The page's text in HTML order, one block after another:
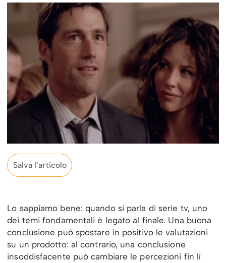
Salva l’articolo
Lo sappiamo bene: quando si parla di serie tv, uno
dei temi fondamentali è legato al finale. Una buona
conclusione può spostare in positivo le valutazioni
su un prodotto: al contrario, una conclusione
insoddisfacente può cambiare le percezioni fin lì